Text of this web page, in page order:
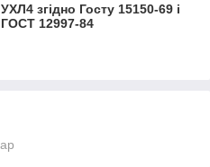
УХЛ4 згідно Госту 15150-69 і
ГОСТ 12997-84